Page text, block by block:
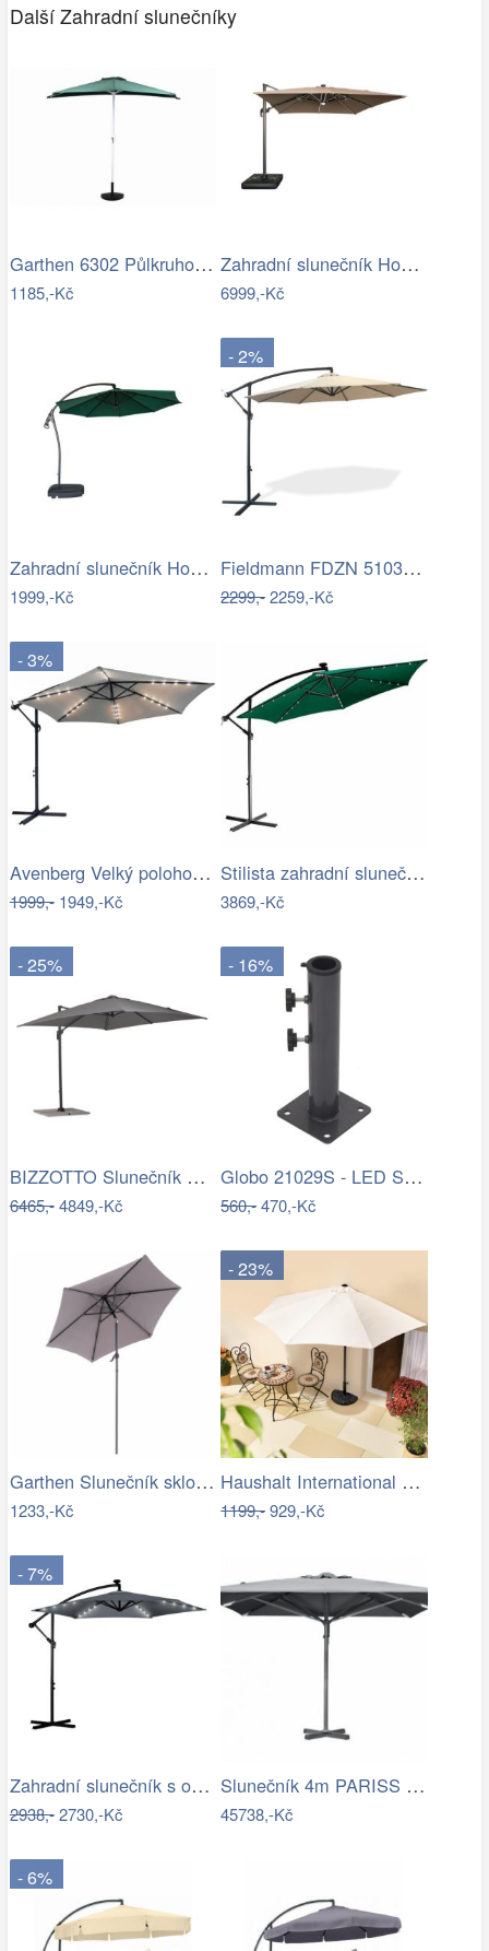
Další Zahradní slunečníky
Garthen 6302 Půlkruhový zahradní…
1185,-Kč
Zahradní slunečník Houseland Vexon s…
6999,-Kč
Zahradní slunečník Houseland Vortexa…
1999,-Kč
- 2%
Fieldmann FDZN 5103 boční slunečník,…
2299,-2259,-Kč
- 3%
Avenberg Velký polohovatelný slunečník…
1999,-1949,-Kč
Stilista zahradní slunečník 350 cm…
3869,-Kč
- 25%
BIZZOTTO Slunečník SIVIGLIA taupe 3x3m
6465,-4849,-Kč
- 16%
Globo 21029S - LED Stm. nab. dot.…
560,-470,-Kč
Garthen Slunečník sklopný s kličkou,…
1233,-Kč
- 23%
Haushalt International Slunečník…
1199,-929,-Kč
- 7%
Zahradní slunečník s osvětlením PL-882,…
2938,-2730,-Kč
Slunečník 4m PARISS - GD
45738,-Kč
- 6%